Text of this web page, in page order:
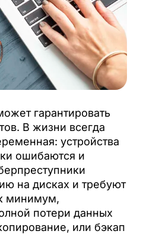
гарантировать
В жизни всегда
устройства
ошибаются и
на дисках и требуют
минимум,
потери данных
или бэкап